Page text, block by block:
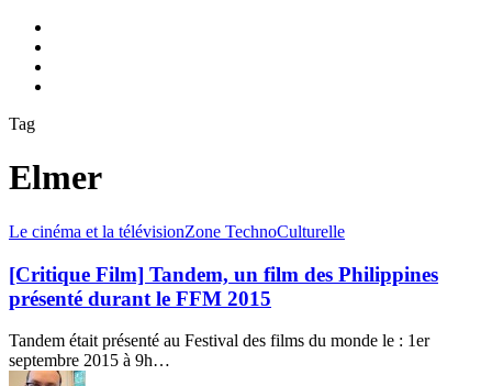
Tag
Elmer
[Critique
Tandem,
un
film
Philippines
présenté
Le cinéma et la télévisionZone TechnoCulturelle
[Critique Film] Tandem, un film des Philippines
présenté durant le FFM 2015
Tandem était présenté au Festival des films du monde le : 1er
septembre 2015 à 9h…